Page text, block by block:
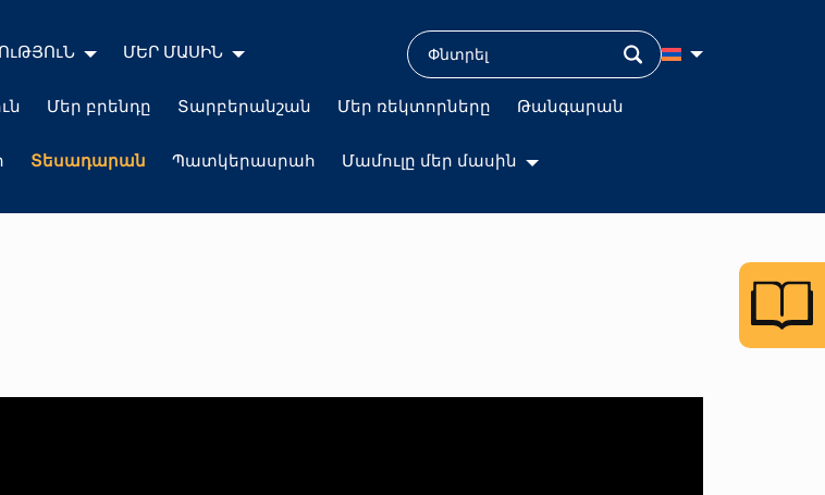
ՄԵՐ ՄԱՍԻՆ
Մեր բրենդը Տարբերանշան Մեր ռեկտորները Թանգարան
Տեսադարան Պատկերասրահ Մամուլը մեր մասին